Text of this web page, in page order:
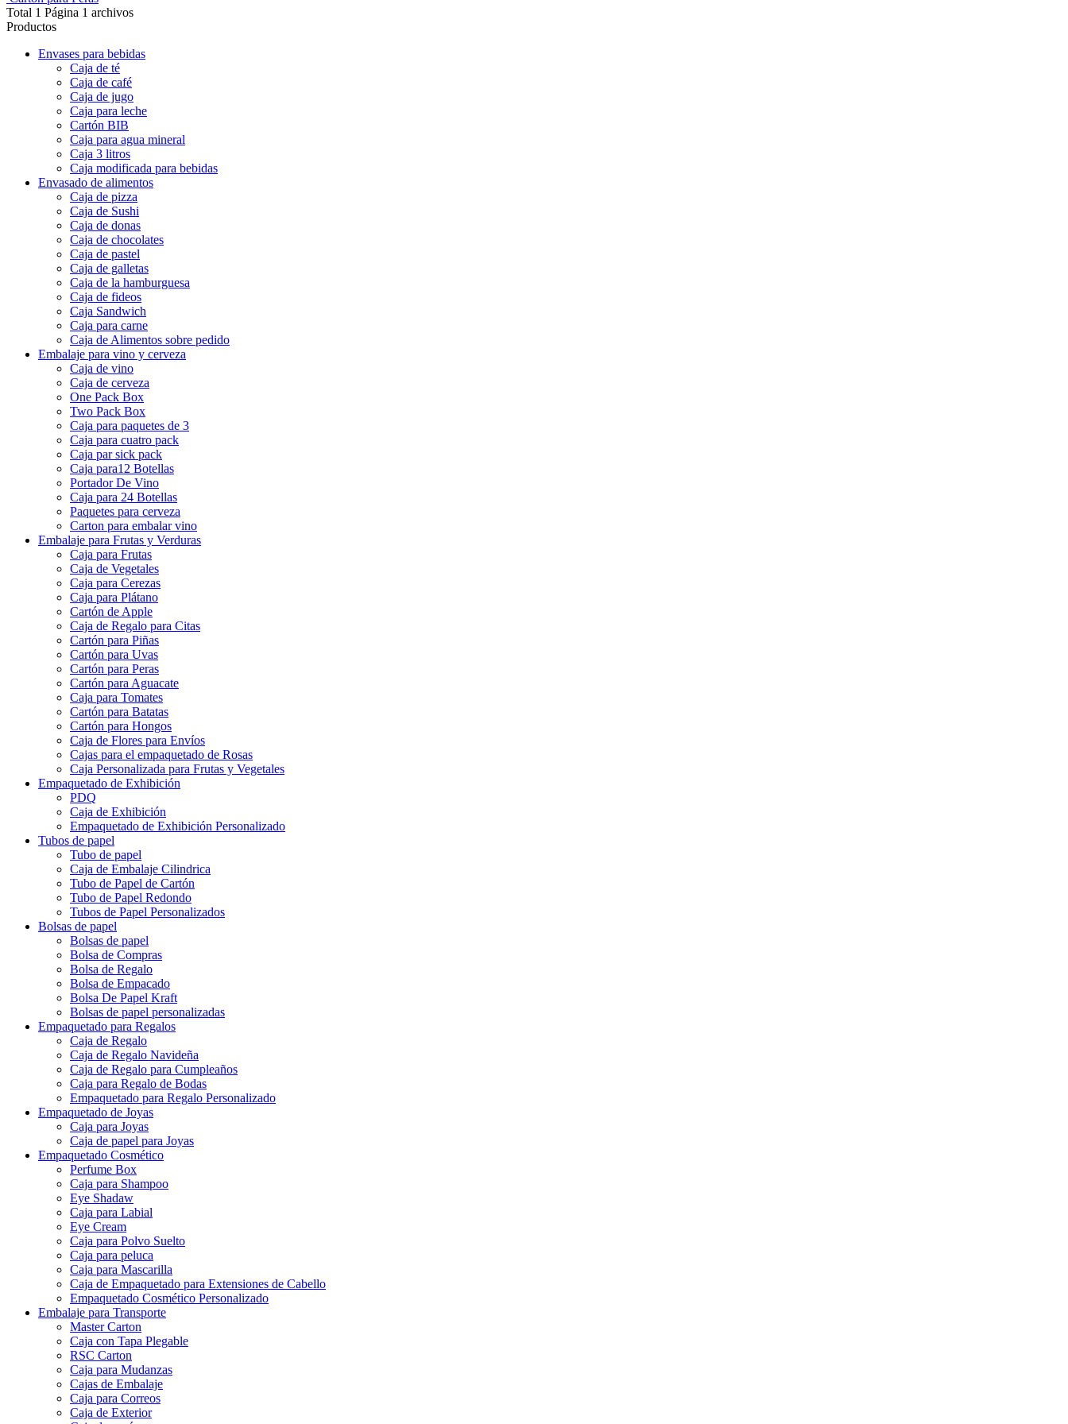
Total 1 Página 1 archivos
Productos
Envases para bebidas
Caja de té
Caja de café
Caja de jugo
Caja para leche
Cartón BIB
Caja para agua mineral
Caja 3 litros
Caja modificada para bebidas
Envasado de alimentos
Caja de pizza
Caja de Sushi
Caja de donas
Caja de chocolates
Caja de pastel
Caja de galletas
Caja de la hamburguesa
Caja de fideos
Caja Sandwich
Caja para carne
Caja de Alimentos sobre pedido
Embalaje para vino y cerveza
Caja de vino
Caja de cerveza
One Pack Box
Two Pack Box
Caja para paquetes de 3
Caja para cuatro pack
Caja par sick pack
Caja para12 Botellas
Portador De Vino
Caja para 24 Botellas
Paquetes para cerveza
Carton para embalar vino
Embalaje para Frutas y Verduras
Caja para Frutas
Caja de Vegetales
Caja para Cerezas
Caja para Plátano
Cartón de Apple
Caja de Regalo para Citas
Cartón para Piñas
Cartón para Uvas
Cartón para Peras
Cartón para Aguacate
Caja para Tomates
Cartón para Batatas
Cartón para Hongos
Caja de Flores para Envíos
Cajas para el empaquetado de Rosas
Caja Personalizada para Frutas y Vegetales
Empaquetado de Exhibición
PDQ
Caja de Exhibición
Empaquetado de Exhibición Personalizado
Tubos de papel
Tubo de papel
Caja de Embalaje Cilindrica
Tubo de Papel de Cartón
Tubo de Papel Redondo
Tubos de Papel Personalizados
Bolsas de papel
Bolsas de papel
Bolsa de Compras
Bolsa de Regalo
Bolsa de Empacado
Bolsa De Papel Kraft
Bolsas de papel personalizadas
Empaquetado para Regalos
Caja de Regalo
Caja de Regalo Navideña
Caja de Regalo para Cumpleaños
Caja para Regalo de Bodas
Empaquetado para Regalo Personalizado
Empaquetado de Joyas
Caja para Joyas
Caja de papel para Joyas
Empaquetado Cosmético
Perfume Box
Caja para Shampoo
Eye Shadaw
Caja para Labial
Eye Cream
Caja para Polvo Suelto
Caja para peluca
Caja para Mascarilla
Caja de Empaquetado para Extensiones de Cabello
Empaquetado Cosmético Personalizado
Embalaje para Transporte
Master Carton
Caja con Tapa Plegable
RSC Carton
Caja para Mudanzas
Cajas de Embalaje
Caja para Correos
Caja de Exterior